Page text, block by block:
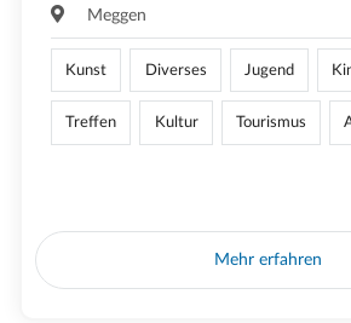
Meggen
Kunst Diverses Jugend
Treffen Kultur Tourismus
Mehr erfahren